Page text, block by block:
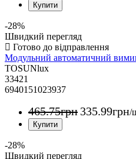
-28%
Швидкий перегляд
Модульний автоматичний
TOSUNlux
33421
6940151023937
465.75грн 335.99грн/
-28%
Швидкий перегляд